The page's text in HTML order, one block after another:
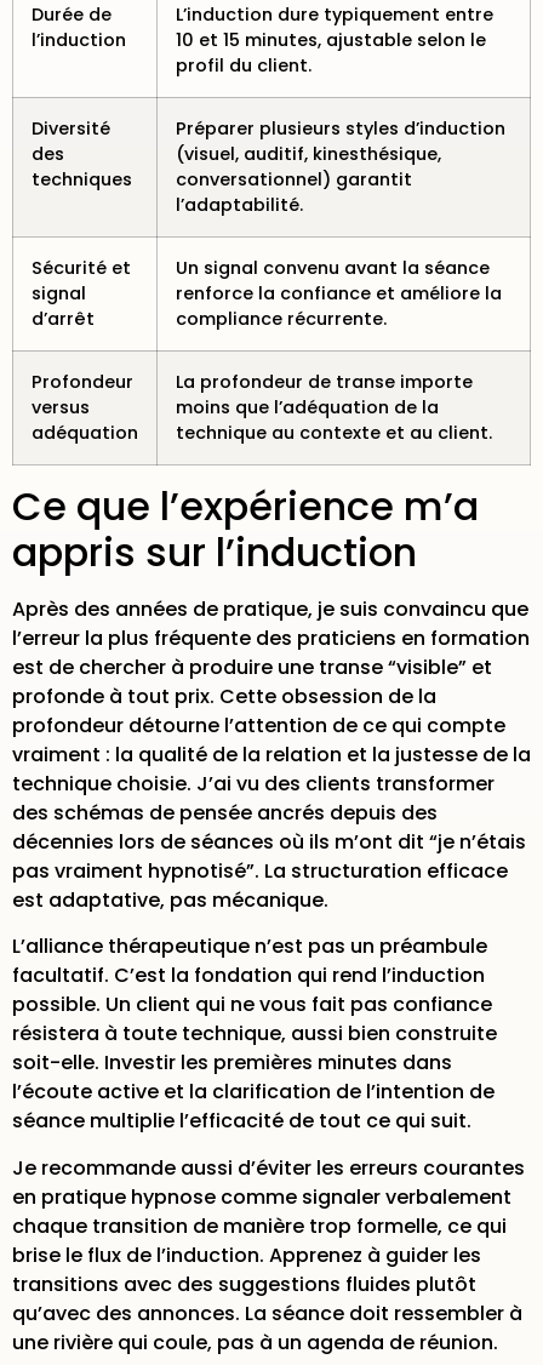
Durée de
l’induction
L’induction dure typiquement entre
10 et 15 minutes, ajustable selon le
profil du client.
Diversité
des
techniques
Préparer plusieurs styles d’induction
(visuel, auditif, kinesthésique,
conversationnel) garantit
l’adaptabilité.
Sécurité et
signal
d’arrêt
Un signal convenu avant la séance
renforce la confiance et améliore la
compliance récurrente.
Profondeur
versus
adéquation
La profondeur de transe importe
moins que l’adéquation de la
technique au contexte et au client.
Ce que l’expérience m’a
appris sur l’induction
Après des années de pratique, je suis convaincu que
l’erreur la plus fréquente des praticiens en formation
est de chercher à produire une transe “visible” et
profonde à tout prix. Cette obsession de la
profondeur détourne l’attention de ce qui compte
vraiment : la qualité de la relation et la justesse de la
technique choisie. J’ai vu des clients transformer
des schémas de pensée ancrés depuis des
décennies lors de séances où ils m’ont dit “je n’étais
pas vraiment hypnotisé”. La structuration efficace
est adaptative, pas mécanique.
L’alliance thérapeutique n’est pas un préambule
facultatif. C’est la fondation qui rend l’induction
possible. Un client qui ne vous fait pas confiance
résistera à toute technique, aussi bien construite
soit-elle. Investir les premières minutes dans
l’écoute active et la clarification de l’intention de
séance multiplie l’efficacité de tout ce qui suit.
Je recommande aussi d’éviter les erreurs courantes
en pratique hypnose comme signaler verbalement
chaque transition de manière trop formelle, ce qui
brise le flux de l’induction. Apprenez à guider les
transitions avec des suggestions fluides plutôt
qu’avec des annonces. La séance doit ressembler à
une rivière qui coule, pas à un agenda de réunion.